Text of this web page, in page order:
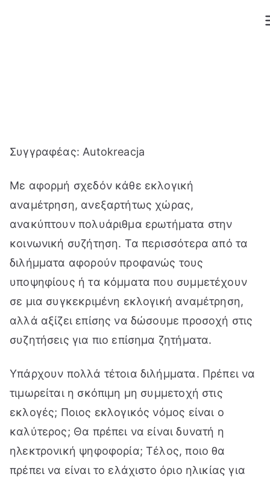
Συγγραφέας: Autokreacja
Με αφορμή σχεδόν κάθε εκλογική
αναμέτρηση, ανεξαρτήτως χώρας,
ανακύπτουν πολυάριθμα ερωτήματα στην
κοινωνική συζήτηση. Τα περισσότερα από τα
διλήμματα αφορούν προφανώς τους
υποψηφίους ή τα κόμματα που συμμετέχουν
σε μια συγκεκριμένη εκλογική αναμέτρηση,
αλλά αξίζει επίσης να δώσουμε προσοχή στις
συζητήσεις για πιο επίσημα ζητήματα.
Υπάρχουν πολλά τέτοια διλήμματα. Πρέπει να
τιμωρείται η σκόπιμη μη συμμετοχή στις
εκλογές; Ποιος εκλογικός νόμος είναι ο
καλύτερος; Θα πρέπει να είναι δυνατή η
ηλεκτρονική ψηφοφορία; Τέλος, ποιο θα
πρέπει να είναι το ελάχιστο όριο ηλικίας για